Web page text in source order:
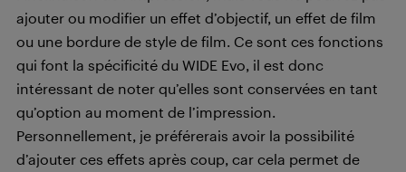
ajouter ou modifier un effet d’objectif, un effet de film
ou une bordure de style de film. Ce sont ces fonctions
qui font la spécificité du WIDE Evo, il est donc
intéressant de noter qu’elles sont conservées en tant
qu’option au moment de l’impression.
Personnellement, je préférerais avoir la possibilité
d’ajouter ces effets après coup, car cela permet de